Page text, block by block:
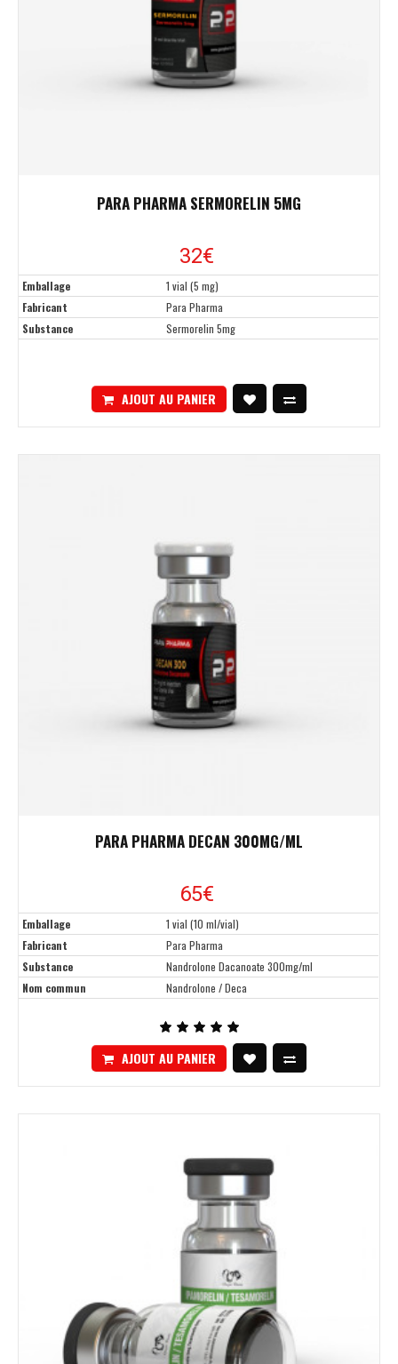
PARA PHARMA SERMORELIN 5MG
32€
Emballage
1 vial (5 mg)
Fabricant
Para Pharma
Substance
Sermorelin 5mg
AJOUT AU PANIER
PARA PHARMA DECAN 300MG/ML
65€
Emballage
1 vial (10 ml/vial)
Fabricant
Para Pharma
Substance
Nandrolone Dacanoate 300mg/ml
Nom commun
Nandrolone / Deca
AJOUT AU PANIER